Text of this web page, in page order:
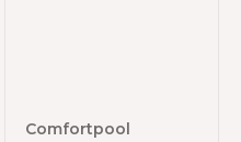
Comfortpool